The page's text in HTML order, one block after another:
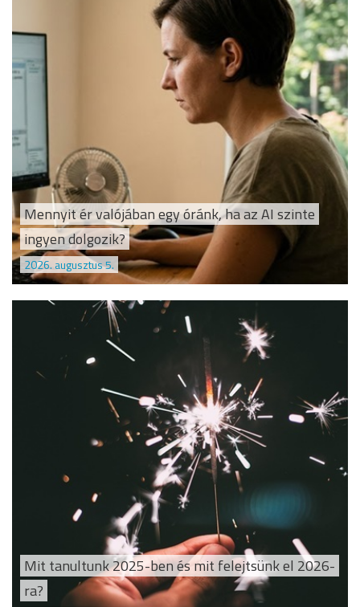
Mennyit ér valójában egy óránk, ha az AI szinte
ingyen dolgozik?
2026. augusztus 5.
Mit tanultunk 2025-ben és mit felejtsünk el 2026-
ra?